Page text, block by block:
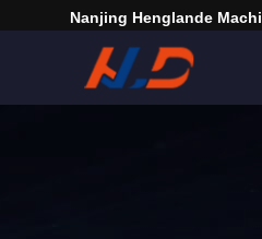
Nanjing Henglande